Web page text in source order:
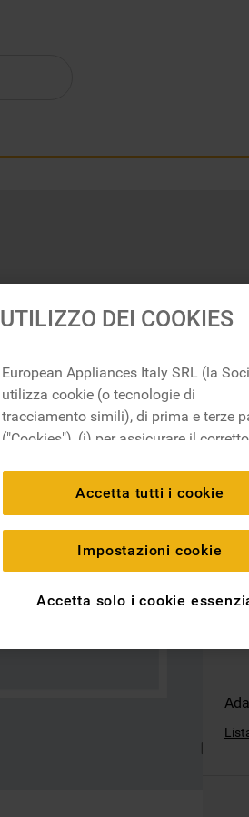
UTILIZZO DEI COOKIES
European Appliances Italy SRL (la
utilizza cookie (o tecnologie di
tracciamento simili), di prima e terze
("Cookies"), (i) per assicurare il corretto
migliorare l'esperienza di navigazione
(cookie tecnici), (ii) per finalità
per rilevare l’audience del nostro sito e
come interagisce con il sito (cookie
analitici), (iii) per annunci
esempio Google LLC - scopri maggiori
informazioni sulla Privacy Policy di
Accetta tutti i cookie
Impostazioni cookie
Accetta solo i cookie